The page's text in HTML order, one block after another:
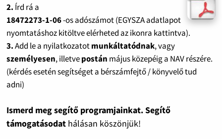
2. Írd rá a
18472273-1-06-os adószámot (EGYSZA adatlapot
nyomtatáshoz kitöltve elérheted az ikonra kattintva).
3.Add le a nyilatkozatotmunkáltatódnak, vagy
személyesen, illetvepostán május közepéig a NAV részére.
(kérdés esetén segítséget a bérszámfejtő / könyvelő tud
adni)
Ismerd meg segítő programjainkat. Segítő
támogatásodat hálásan köszönjük!